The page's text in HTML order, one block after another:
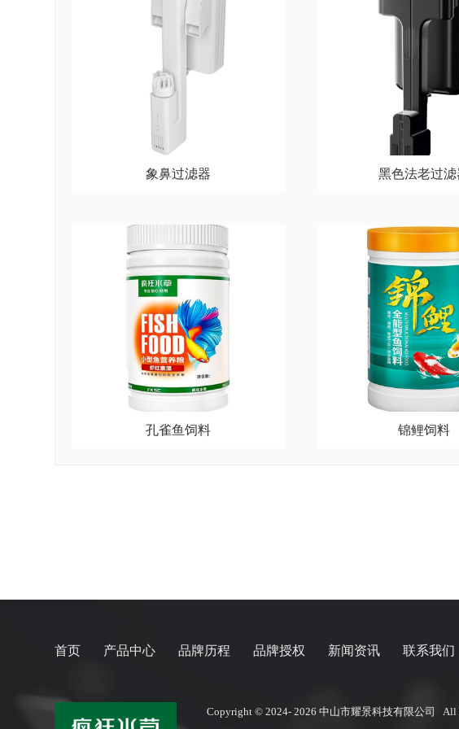
象鼻过滤器 黑色法老过滤
孔雀鱼饲料 锦鲤饲料
首页 产品中心 品牌历程 品牌授权 新闻资讯 联系我们
Copyright © 2024- 2026 中山市耀景科技有限公司 All